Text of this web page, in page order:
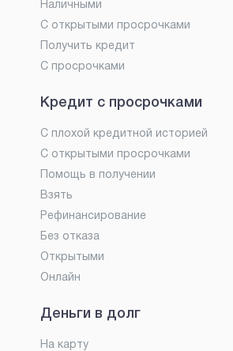
Наличными
С открытыми просрочками
Получить кредит
С просрочками
Кредит с просрочками
С плохой кредитной историей
С открытыми просрочками
Помощь в получении
Взять
Рефинансирование
Без отказа
Открытыми
Онлайн
Деньги в долг
На карту